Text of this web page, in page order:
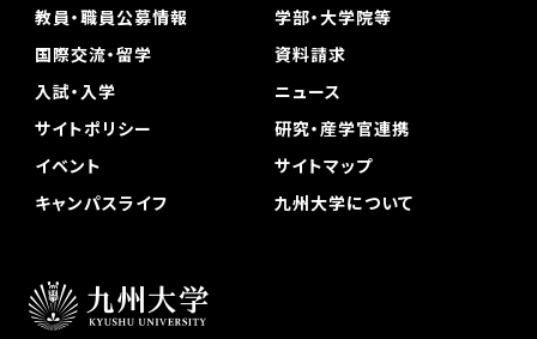
教員・職員公募情報
学部・大学院等
国際交流・留学
資料請求
入試・入学
ニュース
サイトポリシー
研究・産学官連携
イベント
サイトマップ
キャンパスライフ
九州大学について